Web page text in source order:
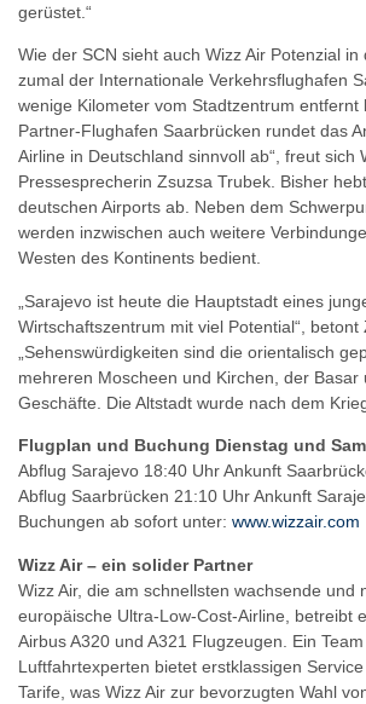
gerüstet.“
Wie der SCN sieht auch Wizz Air Potenzial in
zumal der Internationale Verkehrsflughafen
wenige Kilometer vom Stadtzentrum entfernt
Partner-Flughafen Saarbrücken rundet das
Airline in Deutschland sinnvoll ab“, freut sich
Pressesprecherin Zsuzsa Trubek. Bisher
deutschen Airports ab. Neben dem
werden inzwischen auch weitere
Westen des Kontinents bedient.
„Sarajevo ist heute die Hauptstadt eines
Wirtschaftszentrum mit viel Potential“, betont
„Sehenswürdigkeiten sind die orientalisch
mehreren Moscheen und Kirchen, der Basar
Geschäfte. Die Altstadt wurde nach dem
Flugplan und Buchung Dienstag und
Abflug Sarajevo 18:40 Uhr Ankunft
Abflug Saarbrücken 21:10 Uhr Ankunft
Buchungen ab sofort unter: www.wizzair.com
Wizz Air – ein solider Partner
Wizz Air, die am schnellsten wachsende und
europäische Ultra-Low-Cost-Airline, betreibt
Airbus A320 und A321 Flugzeugen. Ein
Luftfahrtexperten bietet erstklassigen
Tarife, was Wizz Air zur bevorzugten Wahl